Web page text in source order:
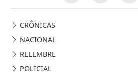
CRÔNICAS
NACIONAL
RELEMBRE
POLICIAL